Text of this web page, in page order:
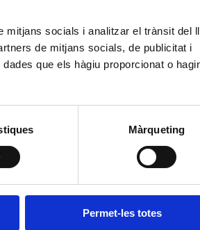
mitjans socials i analitzar el trànsit del
de mitjans socials, de publicitat i
que els hàgiu proporcionat o
Màrqueting
Permet-les totes